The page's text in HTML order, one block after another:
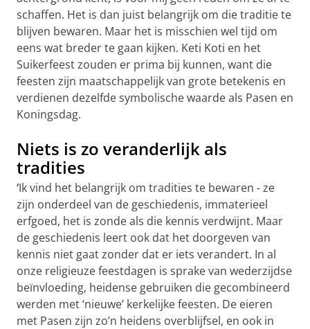
schaffen. Het is dan juist belangrijk om die traditie te
blijven bewaren. Maar het is misschien wel tijd om
eens wat breder te gaan kijken. Keti Koti en het
Suikerfeest zouden er prima bij kunnen, want die
feesten zijn maatschappelijk van grote betekenis en
verdienen dezelfde symbolische waarde als Pasen en
Koningsdag.
Niets is zo veranderlijk als
tradities
‘Ik vind het belangrijk om tradities te bewaren - ze
zijn onderdeel van de geschiedenis, immaterieel
erfgoed, het is zonde als die kennis verdwijnt. Maar
de geschiedenis leert ook dat het doorgeven van
kennis niet gaat zonder dat er iets verandert. In al
onze religieuze feestdagen is sprake van wederzijdse
beïnvloeding, heidense gebruiken die gecombineerd
werden met ‘nieuwe’ kerkelijke feesten. De eieren
met Pasen zijn zo’n heidens overblijfsel, en ook in